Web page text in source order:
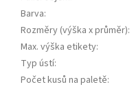
Barva:
Rozměry (výška x průměr):
Max. výška etikety:
Typ ústí:
Počet kusů na paletě: